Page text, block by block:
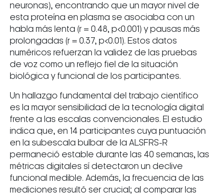
neuronas), encontrando que un mayor nivel de
esta proteína en plasma se asociaba con un
habla más lenta (r = 0.48, p<0.001) y pausas más
prolongadas (r = 0.37, p<0.01). Estos datos
numéricos refuerzan la validez de las pruebas
de voz como un reflejo fiel de la situación
biológica y funcional de los participantes.
Un hallazgo fundamental del trabajo científico
es la mayor sensibilidad de la tecnología digital
frente a las escalas convencionales. El estudio
indica que, en 14 participantes cuya puntuación
en la subescala bulbar de la ALSFRS-R
permaneció estable durante las 40 semanas, las
métricas digitales sí detectaron un declive
funcional medible. Además, la frecuencia de las
mediciones resultó ser crucial; al comparar las